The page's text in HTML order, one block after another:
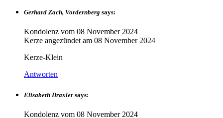
Gerhard Zach, Vordernberg says:
Kondolenz vom 08 November 2024
Kerze angezündet am 08 November 2024
Kerze-Klein
Antworten
Elisabeth Draxler says:
Kondolenz vom 08 November 2024